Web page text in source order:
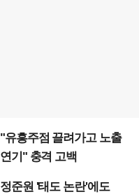
"유흥주점 끌려가고 노출
연기" 충격 고백
정준원 '태도 논란'에도